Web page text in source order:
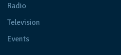
Radio
Television
Events